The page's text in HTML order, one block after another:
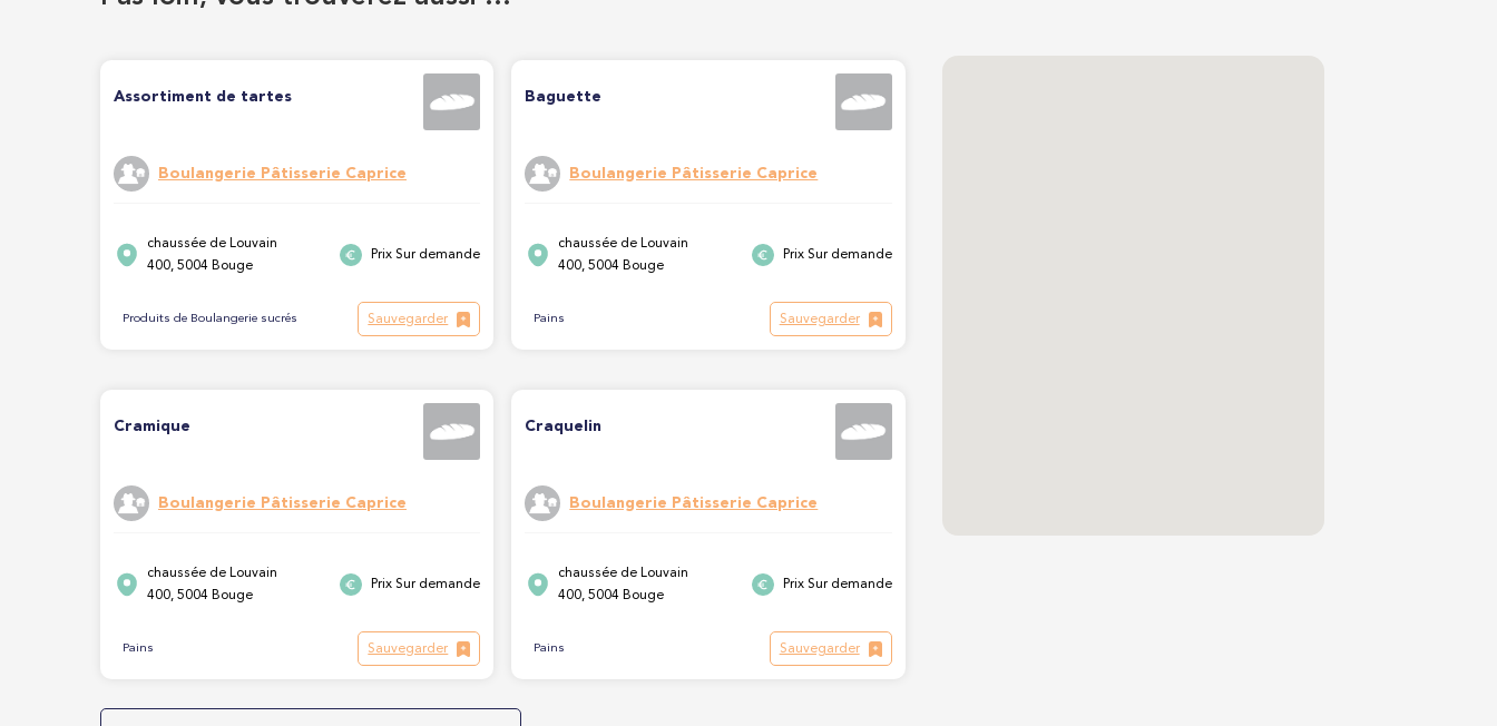
Assortiment de tartes
Boulangerie Pâtisserie Caprice
chaussée de Louvain
400, 5004 Bouge
Prix Sur demande
Produits de Boulangerie sucrés Sauvegarder
Baguette
Boulangerie Pâtisserie Caprice
chaussée de Louvain
400, 5004 Bouge
Prix Sur demande
Pains Sauvegarder
Cramique
Boulangerie Pâtisserie Caprice
chaussée de Louvain
400, 5004 Bouge
Prix Sur demande
Pains Sauvegarder
Craquelin
Boulangerie Pâtisserie Caprice
chaussée de Louvain
400, 5004 Bouge
Prix Sur demande
Pains Sauvegarder